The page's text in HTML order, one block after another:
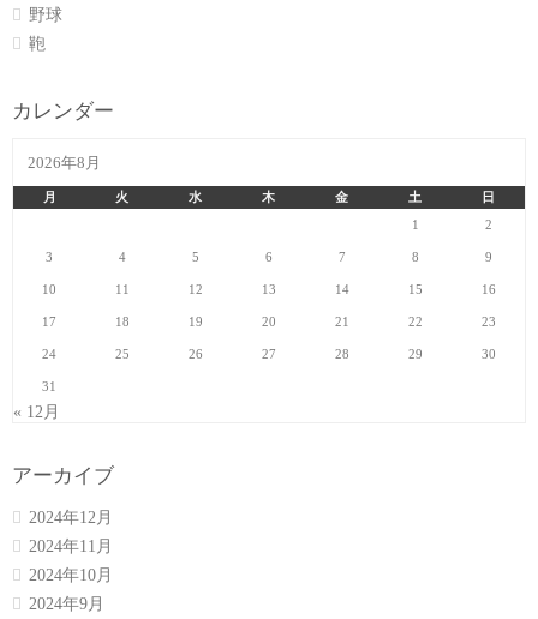
野球
鞄
カレンダー
2026年8月
月 火 水 木 金 土
日
1
2
3 4 5 6 7 8 9
10 11 12 13 14 15 16
17 18 19 20 21 22 23
24 25 26 27 28 29 30
31
« 12月
アーカイブ
2024年12月
2024年11月
2024年10月
2024年9月